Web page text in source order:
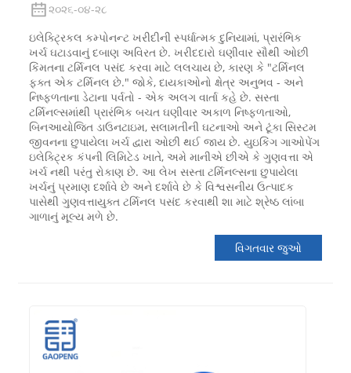
૨૦૨૬-૦૪-૨૮
ઇલેક્ટ્રિકલ કમ્પોનન્ટ ખરીદીની સ્પર્ધાત્મક દુનિયામાં, પ્રારંભિક
ખર્ચ ઘટાડવાનું દબાણ અવિરત છે. ખરીદદારો ઘણીવાર સૌથી ઓછી
કિંમતના ટર્મિનલ પસંદ કરવા માટે લલચાય છે, કારણ કે "ટર્મિનલ
ફક્ત એક ટર્મિનલ છે." જોકે, દાયકાઓનો ક્ષેત્ર અનુભવ - અને
નિષ્ફળતાના ડેટાના પર્વતો - એક અલગ વાર્તા કહે છે. સસ્તા
ટર્મિનલ્સમાંથી પ્રારંભિક બચત ઘણીવાર અકાળ નિષ્ફળતાઓ,
બિનઆયોજિત ડાઉનટાઇમ, સલામતીની ઘટનાઓ અને ટૂંકા સિસ્ટમ
જીવનના છુપાયેલા ખર્ચ દ્વારા ઓછી થઈ જાય છે. યુઇકિંગ ગાઓપેંગ
ઇલેક્ટ્રિક કંપની લિમિટેડ ખાતે, અમે માનીએ છીએ કે ગુણવત્તા એ
ખર્ચ નથી પરંતુ રોકાણ છે. આ લેખ સસ્તા ટર્મિનલ્સના છુપાયેલા
ખર્ચનું પ્રમાણ દર્શાવે છે અને દર્શાવે છે કે વિશ્વસનીય ઉત્પાદક
પાસેથી ગુણવત્તાયુક્ત ટર્મિનલ પસંદ કરવાથી શા માટે શ્રેષ્ઠ લાંબા
ગાળાનું મૂલ્ય મળે છે.
વિગતવાર જુઓ